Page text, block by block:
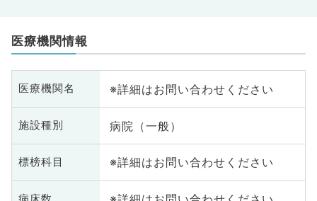
医療機関情報
医療機関名 ※詳細はお問い合わせください
施設種別 病院（一般）
標榜科目 ※詳細はお問い合わせください